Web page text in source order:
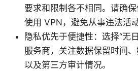
要求和限制各不相同。请确
使用 VPN，避免从事违法活动
隐私优先于便捷性：选择“无
服务商，关注数据保留时间、
以及第三方审计情况。